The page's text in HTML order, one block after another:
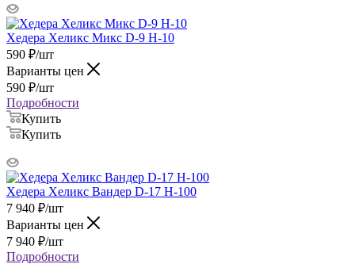
Хедера Хеликс Микс D-9 H-10
590 ₽/шт
Варианты цен
590 ₽/шт
Подробности
Купить
Купить
Хедера Хеликс Вандер D-17 H-100
7 940 ₽/шт
Варианты цен
7 940 ₽/шт
Подробности